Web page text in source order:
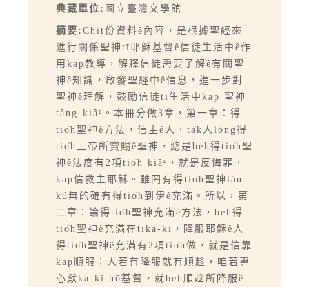
典藏單位: 國立臺灣文學館
摘要: Chit份資料ê內容，是根據聖經來
進行關係聖神tī耶穌基督ê信徒生活中ê作
用kap教導，解釋信徒需要了解ê有關聖
神ê知識，啟發聖經中ê信息，進一步對
聖神ê理解，鼓勵信徒tī生活中kap 聖神
tâng-kiâⁿ。本冊分做3章，第一章：得
tio̍h聖神ê方法，信主ê人，ta̍k人lóng得
tio̍h上帝所賞賜ê聖神，總是beh得tio̍h聖
神ê法度有2項tio̍h kiâⁿ，就是反悔罪，
kap信救主耶穌。雖罔有得tio̍h聖神iáu-
kú無的確有得tio̍h到伊ê充滿。所以，第
二章：論得tio̍h聖神充滿ê方法，beh得
tio̍h聖神ê充滿在tīka-kī，降服耶穌ê人
得tio̍h聖神ê充滿有2項tio̍h做，就是信靠
kap順服；人若有降服就有順趁，咱若專
心獻ka-kī hō͘基督，就beh順趁所降服ê